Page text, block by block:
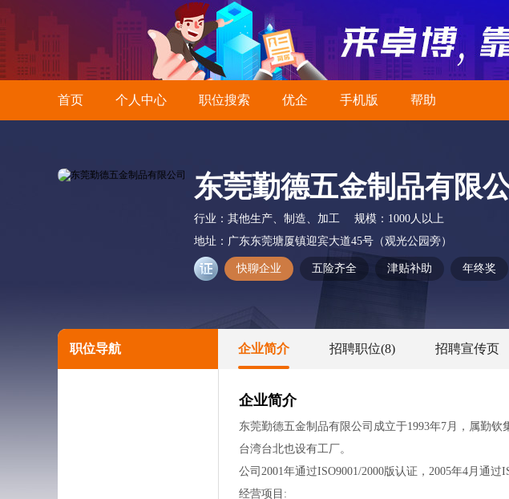
首页 个人中心 职位搜索 优企 手机版 帮助
东莞勤德五金制品有限
行业： 其他生产、制造、加工 规模： 1000人以上
地址： 广东东莞塘厦镇迎宾大道45号（观光公园旁）
快聊企业 五险齐全 津贴补助 年终奖
职位导航 企业简介 招聘职位(8) 招聘宣传页
企业简介
东莞勤德五金制品有限公司成立于1993年7月，属勤
台湾台北也设有工厂。
公司2001年通过ISO9001/2000版认证，2005年4月通
经营项目: